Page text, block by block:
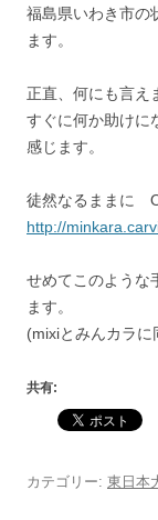
福島県いわき市の
ます。
正直、何にも言え
すぐに何か助けに
感じます。
徒然なるままに
http://
せめてこのような
ます。
(mixiとみんカラに
共有:
カテゴリー: 東日本